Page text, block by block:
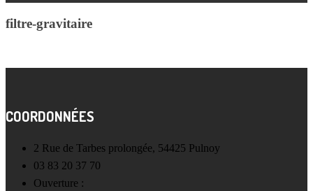
filtre-gravitaire
COORDONNÉES
2 Rue de Tarbes prolongée, 54425 Pulnoy
03 83 20 37 70
Ouverture :